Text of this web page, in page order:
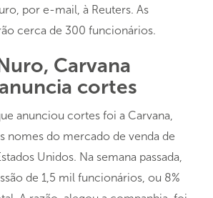
por e-mail, à Reuters. As
cerca de 300 funcionários.
Carvana
cortes
anunciou cortes foi a Carvana,
nomes do mercado de venda de
Unidos. Na semana passada,
de 1,5 mil funcionários, ou 8%